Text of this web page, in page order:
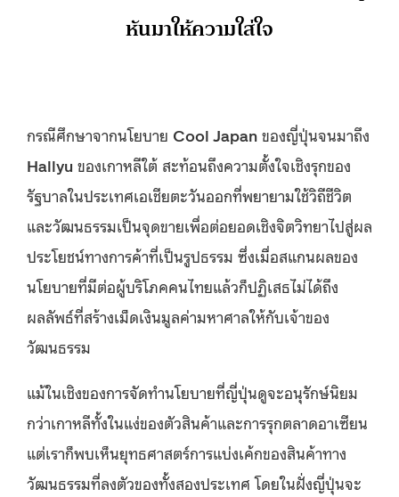
หันมาให้ความใส่ใจ
กรณีศึกษาจากนโยบาย Cool Japan ของญี่ปุ่นจนมาถึง
Hallyu ของเกาหลีใต้ สะท้อนถึงความตั้งใจเชิงรุกของ
รัฐบาลในประเทศเอเชียตะวันออกที่พยายามใช้วิถีชีวิต
และวัฒนธรรมเป็นจุดขายเพื่อต่อยอดเชิงจิตวิทยาไปสู่ผล
ประโยชน์ทางการค้าที่เป็นรูปธรรม ซึ่งเมื่อสแกนผลของ
นโยบายที่มีต่อผู้บริโภคคนไทยแล้วก็ปฏิเสธไม่ได้ถึง
ผลลัพธ์ที่สร้างเม็ดเงินมูลค่ามหาศาลให้กับเจ้าของ
วัฒนธรรม
แม้ในเชิงของการจัดทำนโยบายที่ญี่ปุ่นดูจะอนุรักษ์นิยม
กว่าเกาหลีทั้งในแง่ของตัวสินค้าและการรุกตลาดอาเซียน
แต่เราก็พบเห็นยุทธศาสตร์การแบ่งเค้กของสินค้าทาง
วัฒนธรรมที่ลงตัวของทั้งสองประเทศ โดยในฝั่งญี่ปุ่นจะ